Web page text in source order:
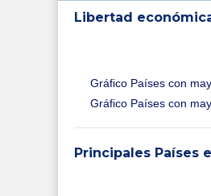
Libertad
Gráfico Países con
Gráfico Países con
Principales Países